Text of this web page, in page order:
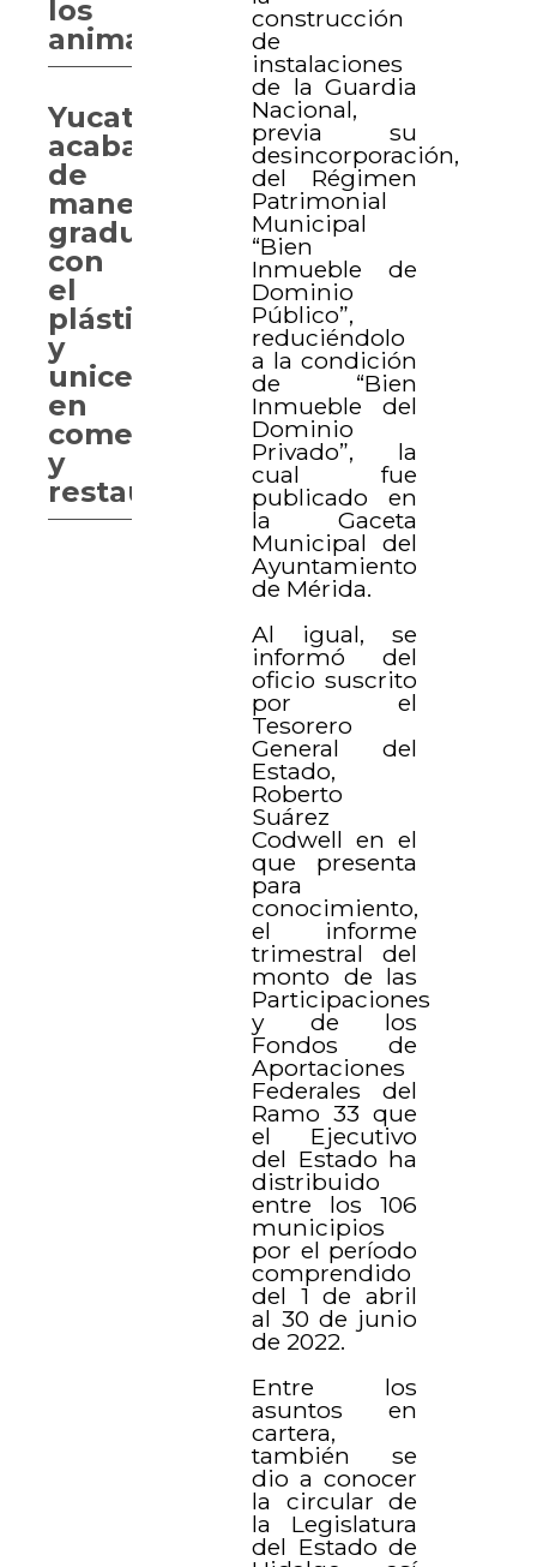
construcción
de
instalaciones
de la Guardia
Nacional,
previa su
desincorporación,
del Régimen
Patrimonial
Municipal
“Bien
Inmueble de
Dominio
Público”,
reduciéndolo
a la condición
de “Bien
Inmueble del
Dominio
Privado”, la
cual fue
publicado en
la Gaceta
Municipal del
Ayuntamiento
de Mérida.
Al igual, se
informó del
oficio suscrito
por el
Tesorero
General del
Estado,
Roberto
Suárez
Codwell en el
que presenta
para
conocimiento,
el informe
trimestral del
monto de las
Participaciones
y de los
Fondos de
Aportaciones
Federales del
Ramo 33 que
el Ejecutivo
del Estado ha
distribuido
entre los 106
municipios
por el período
comprendido
del 1 de abril
al 30 de junio
de 2022.
Entre los
asuntos en
cartera,
también se
dio a conocer
la circular de
la Legislatura
del Estado de
los
animales
Yucatán
acabará
de
manera
gradual
con
el
plástico
y
unicel
en
comercios
y
restaurantes